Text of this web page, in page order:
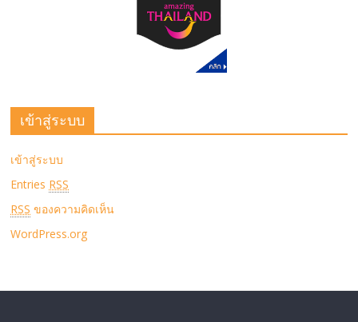
เข้าสู่ระบบ
เข้าสู่ระบบ
Entries RSS
RSS ของความคิดเห็น
WordPress.org